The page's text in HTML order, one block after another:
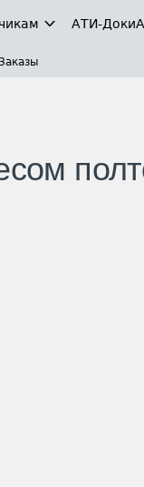
АТИ-Доки